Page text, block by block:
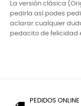
La versión clásica
pedirla así podes
aclarar cualquier
pedacito de felicidad
PEDIDOS